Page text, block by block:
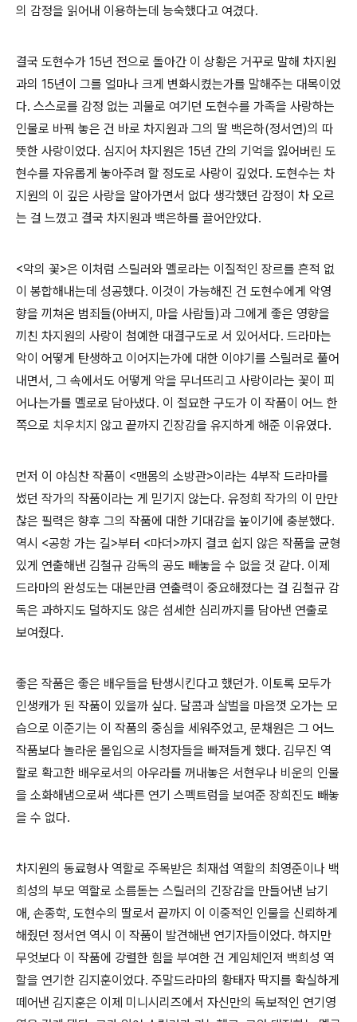
의 감정을 읽어내 이용하는데 능숙했다고 여겼다.
결국 도현수가 15년 전으로 돌아간 이 상황은 거꾸로 말해 차지원
과의 15년이 그를 얼마나 크게 변화시켰는가를 말해주는 대목이었
다. 스스로를 감정 없는 괴물로 여기던 도현수를 가족을 사랑하는
인물로 바꿔 놓은 건 바로 차지원과 그의 딸 백은하(정서연)의 따
뜻한 사랑이었다. 심지어 차지원은 15년 간의 기억을 잃어버린 도
현수를 자유롭게 놓아주려 할 정도로 사랑이 깊었다. 도현수는 차
지원의 이 깊은 사랑을 알아가면서 없다 생각했던 감정이 차 오르
는 걸 느꼈고 결국 차지원과 백은하를 끌어안았다.
<악의 꽃>은 이처럼 스릴러와 멜로라는 이질적인 장르를 흔적 없
이 봉합해내는데 성공했다. 이것이 가능해진 건 도현수에게 악영
향을 끼쳐온 범죄들(아버지, 마을 사람들)과 그에게 좋은 영향을
끼친 차지원의 사랑이 첨예한 대결구도로 서 있어서다. 드라마는
악이 어떻게 탄생하고 이어지는가에 대한 이야기를 스릴러로 풀어
내면서, 그 속에서도 어떻게 악을 무너뜨리고 사랑이라는 꽃이 피
어나는가를 멜로로 담아냈다. 이 절묘한 구도가 이 작품이 어느 한
쪽으로 치우치지 않고 끝까지 긴장감을 유지하게 해준 이유였다.
먼저 이 야심찬 작품이 <맨몸의 소방관>이라는 4부작 드라마를
썼던 작가의 작품이라는 게 믿기지 않는다. 유정희 작가의 이 만만
찮은 필력은 향후 그의 작품에 대한 기대감을 높이기에 충분했다.
역시 <공항 가는 길>부터 <마더>까지 결코 쉽지 않은 작품을 균형
있게 연출해낸 김철규 감독의 공도 빼놓을 수 없을 것 같다. 이제
드라마의 완성도는 대본만큼 연출력이 중요해졌다는 걸 김철규 감
독은 과하지도 덜하지도 않은 섬세한 심리까지를 담아낸 연출로
보여줬다.
좋은 작품은 좋은 배우들을 탄생시킨다고 했던가. 이토록 모두가
인생캐가 된 작품이 있을까 싶다. 달콤과 살벌을 마음껏 오가는 모
습으로 이준기는 이 작품의 중심을 세워주었고, 문채원은 그 어느
작품보다 놀라운 몰입으로 시청자들을 빠져들게 했다. 김무진 역
할로 확고한 배우로서의 아우라를 꺼내놓은 서현우나 비운의 인물
을 소화해냄으로써 색다른 연기 스펙트럼을 보여준 장희진도 빼놓
을 수 없다.
차지원의 동료형사 역할로 주목받은 최재섭 역할의 최영준이나 백
희성의 부모 역할로 소름돋는 스릴러의 긴장감을 만들어낸 남기
애, 손종학, 도현수의 딸로서 끝까지 이 이중적인 인물을 신뢰하게
해줬던 정서연 역시 이 작품이 발견해낸 연기자들이었다. 하지만
무엇보다 이 작품에 강렬한 힘을 부여한 건 게임체인저 백희성 역
할을 연기한 김지훈이었다. 주말드라마의 황태자 딱지를 확실하게
떼어낸 김지훈은 이제 미니시리즈에서 자신만의 독보적인 연기영